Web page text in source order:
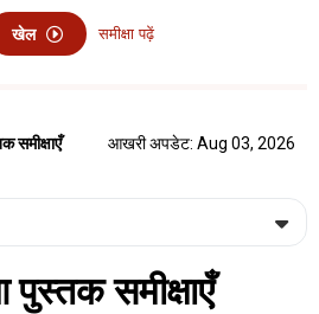
खेल समीक्षा पढ़ें
समीक्षाएँ आखरी अपडेट: Aug 03, 2026
समीक्षाएँ